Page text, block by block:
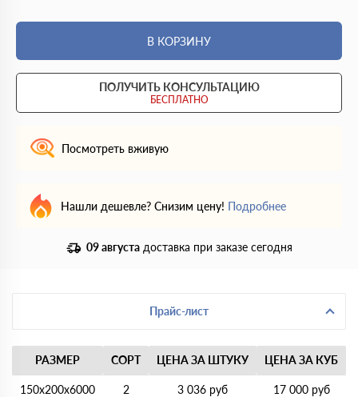
В КОРЗИНУ
ПОЛУЧИТЬ КОНСУЛЬТАЦИЮ
БЕСПЛАТНО
Посмотреть вживую
Нашли дешевле? Снизим цену! Подробнее
09 августа доставка при заказе сегодня
Прайс-лист
РАЗМЕР СОРТ ЦЕНА ЗА ШТУКУ ЦЕНА ЗА КУБ
150х200х6000 2 3 036 руб 17 000 руб